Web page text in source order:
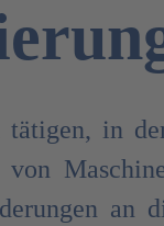
tätigen, in
an